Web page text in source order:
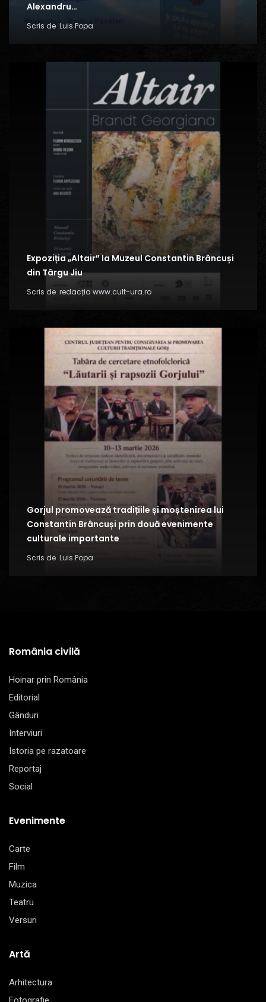
Alexandru…
Scris de Luis Popa
Expoziția „Altair” la Muzeul Constantin Brâncuși
din Târgu Jiu
Scris de redacția www.cult-ura.ro
Gorjul promovează tradițiile și moștenirea lui
Constantin Brâncuși prin două evenimente
culturale importante
Scris de Luis Popa
România civilă
Hoinar prin România
Editorial
Gânduri
Interviuri
Istoria pe razatoare
Reportaj
Social
Evenimente
Carte
Film
Muzica
Teatru
Versuri
Artă
Arhitectura